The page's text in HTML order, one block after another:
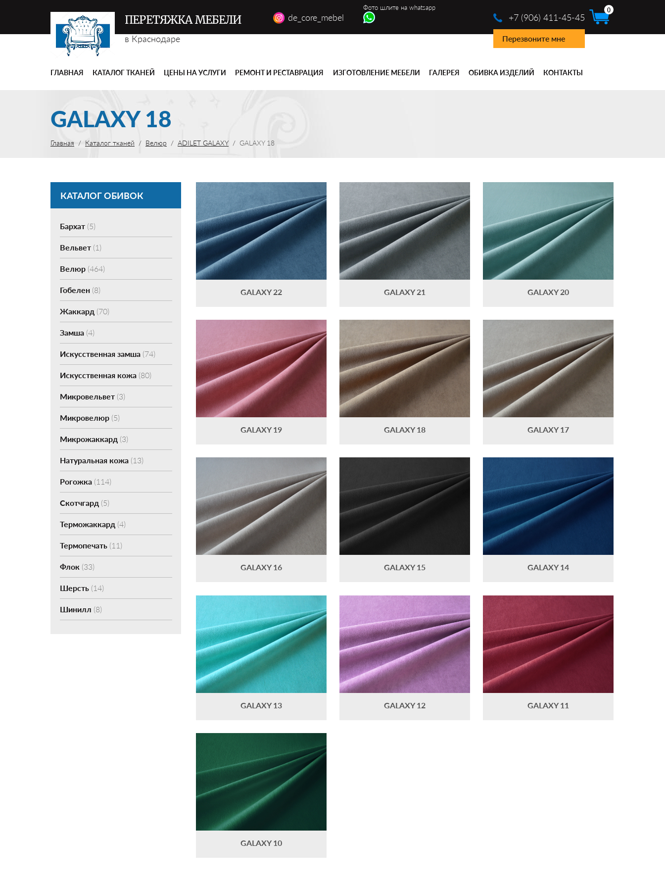
ПЕРЕТЯЖКА МЕБЕЛИ
в Краснодаре
de_core_mebel
Фото шлите на whatsapp
+7 (906) 411-45-45
Перезвоните мне
0
ГЛАВНАЯ КАТАЛОГ ТКАНЕЙ ЦЕНЫ НА УСЛУГИ РЕМОНТ И РЕСТАВРАЦИЯ ИЗГОТОВЛЕНИЕ МЕБЕЛИ ГАЛЕРЕЯ ОБИВКА ИЗДЕЛИЙ КОНТАКТЫ
GALAXY 18
Главная Каталог тканей Велюр ADILET GALAXY GALAXY 18
КАТАЛОГ ОБИВОК
Бархат(5)
Вельвет(1)
Велюр(464)
Гобелен(8)
Жаккард (70)
Замша(4)
Искусственная замша(74)
Искусственная кожа(80)
Микровельвет(3)
Микровелюр(5)
Микрожаккард (3)
Натуральная кожа(13)
Рогожка(114)
Скотчгард (5)
Терможаккард (4)
Термопечать(11)
Флок (33)
Шерсть(14)
Шинилл (8)
GALAXY 22 GALAXY 21 GALAXY 20
GALAXY 19 GALAXY 18 GALAXY 17
GALAXY 16 GALAXY 15 GALAXY 14
GALAXY 13 GALAXY 12 GALAXY 11
GALAXY 10